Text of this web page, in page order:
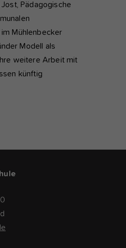
Pädagogische
Mühlenbecker
Modell als
weitere Arbeit mit
künftig